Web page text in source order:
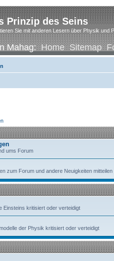
Prinzip des Seins
Sie mit anderen Lesern über Physik und
Mahag:Home Sitemap
ums Forum
zum Forum und andere Neuigkeiten mitteilen
Einsteins kritisiert oder verteidigt
der Physik kritisiert oder verteidigt